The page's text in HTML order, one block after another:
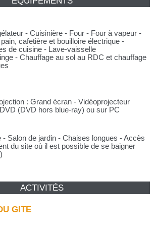
- Cuisinière - Four - Four à vapeur -
cafetière et bouilloire électrique -
de cuisine - Lave-vaisselle
- Chauffage au sol au RDC et chauffage
: Grand écran - Vidéoprojecteur
(DVD hors blue-ray) ou sur PC
- Salon de jardin - Chaises longues - Accès
du site où il est possible de se baigner
ACTIVITÉS
GITE